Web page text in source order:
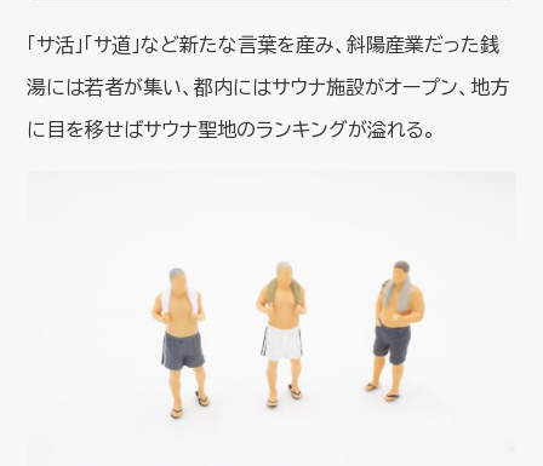
「サ活」「サ道」など新たな言葉を産み、斜陽産業だった銭
湯には若者が集い、都内にはサウナ施設がオープン、地方
に目を移せばサウナ聖地のランキングが溢れる。